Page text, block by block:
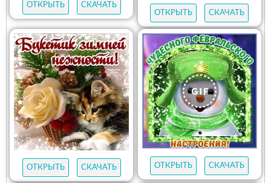
ОТКРЫТЬ
СКАЧАТЬ
ОТКРЫТЬ
СКАЧАТЬ
ОТКРЫТЬ СКАЧАТЬ ОТКРЫТЬ СКАЧАТЬ